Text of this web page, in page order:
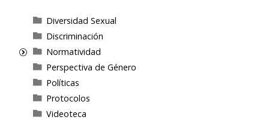
Diversidad Sexual
Discriminación
Normatividad
Perspectiva de Género
Políticas
Protocolos
Videoteca